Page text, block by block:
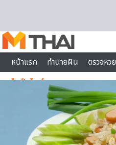
หน้าแรก
ทำนายฝัน ตรวจหวย
ไลฟ์สไตล์